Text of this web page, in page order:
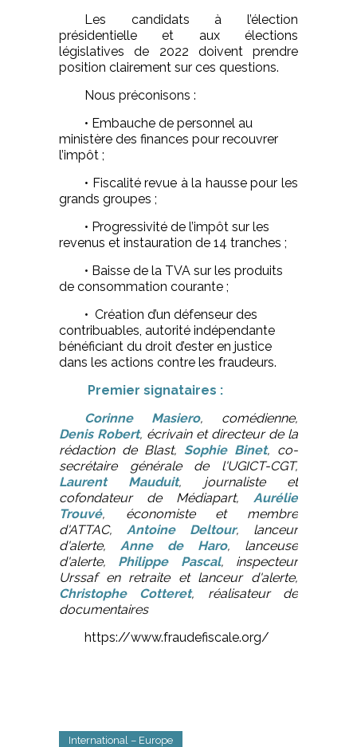
Les candidats à l’élection
présidentielle et aux élections
législatives de 2022 doivent prendre
position clairement sur ces questions.
Nous préconisons :
• Embauche de personnel au
ministère des finances pour recouvrer
l’impôt ;
• Fiscalité revue à la hausse pour les
grands groupes ;
• Progressivité de l’impôt sur les
revenus et instauration de 14 tranches ;
• Baisse de la TVA sur les produits
de consommation courante ;
• Création d’un défenseur des
contribuables, autorité indépendante
bénéficiant du droit d’ester en justice
dans les actions contre les fraudeurs.
Premier signataires :
Corinne Masiero, comédienne,
Denis Robert, écrivain et directeur de la
rédaction de Blast, Sophie Binet, co-
secrétaire générale de l'UGICT-CGT,
Laurent Mauduit, journaliste et
cofondateur de Médiapart, Aurélie
Trouvé, économiste et membre
d'ATTAC, Antoine Deltour, lanceur
d'alerte, Anne de Haro, lanceuse
d'alerte, Philippe Pascal, inspecteur
Urssaf en retraite et lanceur d'alerte,
Christophe Cotteret, réalisateur de
documentaires
https://www.fraudefiscale.org/
International – Europe